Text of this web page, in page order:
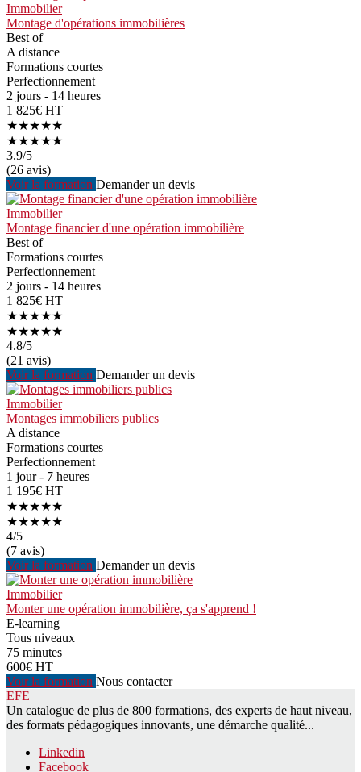
Immobilier
Montage d'opérations immobilières
Best of
A distance
Formations courtes
Perfectionnement
2 jours - 14 heures
1 825€ HT
★★★★★
★★★★★
3.9/5
(26 avis)
Voir la formation Demander un devis
Immobilier
Montage financier d'une opération immobilière
Best of
Formations courtes
Perfectionnement
2 jours - 14 heures
1 825€ HT
★★★★★
★★★★★
4.8/5
(21 avis)
Voir la formation Demander un devis
Immobilier
Montages immobiliers publics
A distance
Formations courtes
Perfectionnement
1 jour - 7 heures
1 195€ HT
★★★★★
★★★★★
4/5
(7 avis)
Voir la formation Demander un devis
Immobilier
Monter une opération immobilière, ça s'apprend !
E-learning
Tous niveaux
75 minutes
600€ HT
Voir la formation Nous contacter
EFE
Un catalogue de plus de 800 formations, des experts de haut niveau,
des formats pédagogiques innovants, une démarche qualité...
Linkedin
Facebook